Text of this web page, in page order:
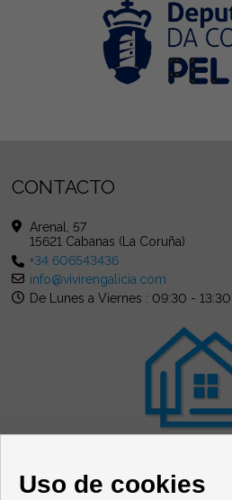
CONTACTO
Arenal, 57
15621 Cabanas (La Coruña)
+34 606543436
info@vivirengalicia.com
De Lunes a Viernes : 09:30 -
Uso de cookies